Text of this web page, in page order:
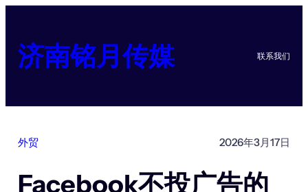
济南铭月传媒 联系我们
外贸 2026年3月17日
Facebook不投广告的